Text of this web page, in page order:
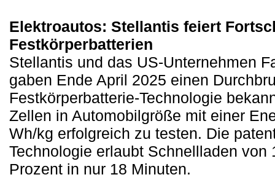
Elektroautos: Stellantis feiert
Festkörperbatterien
Stellantis und das US-Unternehmen
gaben Ende April 2025 einen
Festkörperbatterie-Technologie
Zellen in Automobilgröße mit einer
Wh/kg erfolgreich zu testen. Die
Technologie erlaubt Schnellladen von
Prozent in nur 18 Minuten.